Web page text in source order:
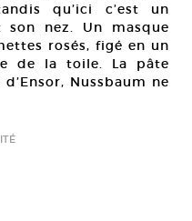
qu’ici c’est un
nez. Un masque
rosés, figé en un
de la toile. La pâte
Nussbaum ne